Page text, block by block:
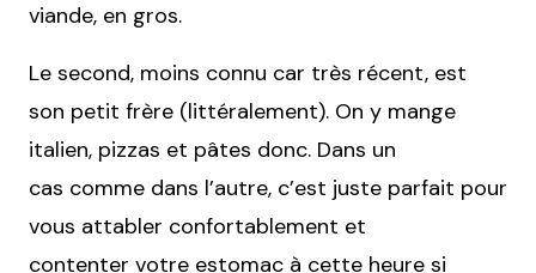
viande, en gros.
Le second, moins connu car très récent, est
son petit frère (littéralement). On y mange
italien, pizzas et pâtes donc. Dans un
cas comme dans l’autre, c’est juste parfait pour
vous attabler confortablement et
contenter votre estomac à cette heure si